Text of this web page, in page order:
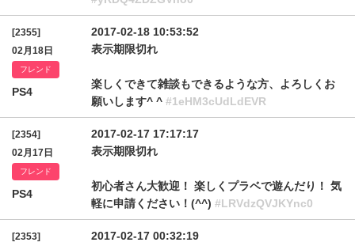
[2355]
02月18日
フレンド
PS4
2017-02-18 10:53:52
表示期限切れ
楽しくできて雑談もできるような方、よろしくお
願いします^ ^ #1eHM3cUdLdEVR
[2354]
02月17日
フレンド
PS4
2017-02-17 17:17:17
表示期限切れ
初心者さん大歓迎！ 楽しくプラベで遊んだり！ 気
軽に申請ください！(^^) #LRVdzQVJKYnc0
[2353]
2017-02-17 00:32:19